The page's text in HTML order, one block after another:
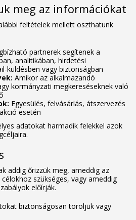
meg az információkat
feltételek mellett oszthatunk
partnerek segítenek a
analitikában, hirdetési
küldésben vagy biztonságban
Amikor az alkalmazandó
kormányzati megkereséseknek való
Egyesülés, felvásárlás, átszervezés
esetén
adatokat harmadik felekkel azok
addig őrizzük meg, ameddig az
szükséges, vagy ameddig
előírják.
biztonságosan töröljük vagy